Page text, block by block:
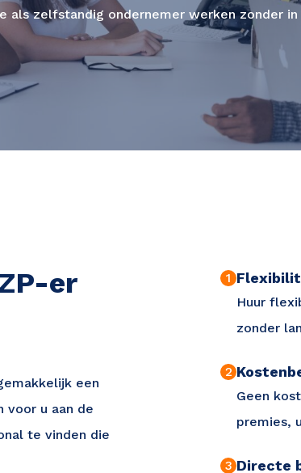
als zelfstandig ondernemer werken zonder
er
een
voor u aan de
te vinden die
1
Huur
zonder
2
Geen
premies,
3 Directe